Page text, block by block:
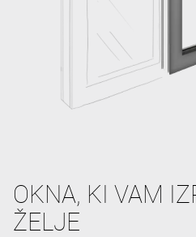
OKNA, KI VAM
ŽELJE